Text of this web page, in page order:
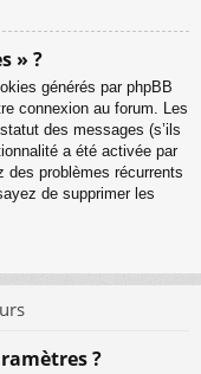
» ?
générés par phpBB
connexion au forum. Les
des messages (s’ils
a été activée par
des problèmes récurrents
de supprimer les
?